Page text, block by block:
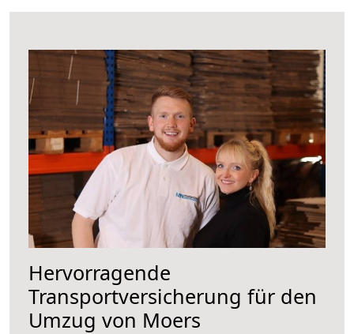
Hervorragende
Transportversicherung für den
Umzug von Moers